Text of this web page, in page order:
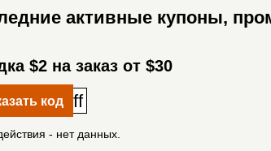
активные купоны,
$2 на заказ от $30
код ff
- нет данных.